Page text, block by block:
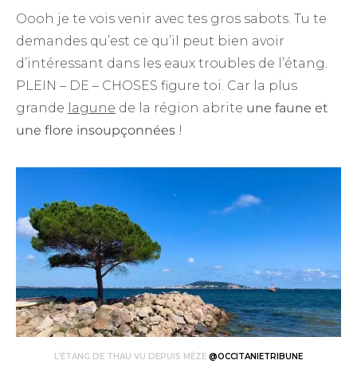
Oooh je te vois venir avec tes gros sabots. Tu te
demandes qu’est ce qu’il peut bien avoir
d’intéressant dans les eaux troubles de l’étang.
PLEIN – DE – CHOSES figure toi. Car la plus
grande lagune de la région abrite une faune et
une flore insoupçonnées !
L’ÉTANG DE THAU VU DEPUIS MÈZE @OCCITANIETRIBUNE